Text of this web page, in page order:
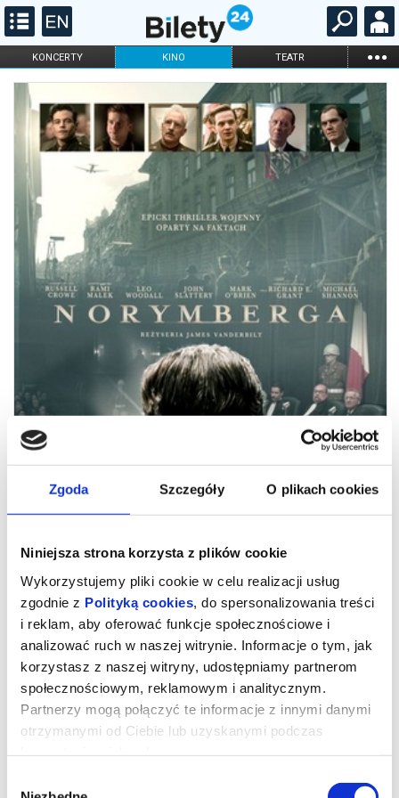
Zgoda Szczegóły O plikach cookies
Niniejsza strona korzysta z plików cookie
Wykorzystujemy pliki cookie w celu realizacji usług
zgodnie z Polityką cookies , do spersonalizowania treści
i reklam, aby oferować funkcje społecznościowe i
analizować ruch w naszej witrynie. Informacje o tym, jak
korzystasz z naszej witryny, udostępniamy partnerom
społecznościowym, reklamowym i analitycznym.
Partnerzy mogą połączyć te informacje z innymi danymi
otrzymanymi od Ciebie lub uzyskanymi podczas
KONCERTY KINO TEATR ...
FILHARMONIA OPERA I BALET
STAND-UP
DLA DZIECI
ONLINE KARNETY
FILMY Z LEKTOREM - Norymberga
Zdobywca Oscara® RUSSELL CROWE jako Hermann Göring w
ekranizacji wstrząsającej książki „Göring i psychiatra”.
współodpowiedzialnym za największe zbrodnie w historii